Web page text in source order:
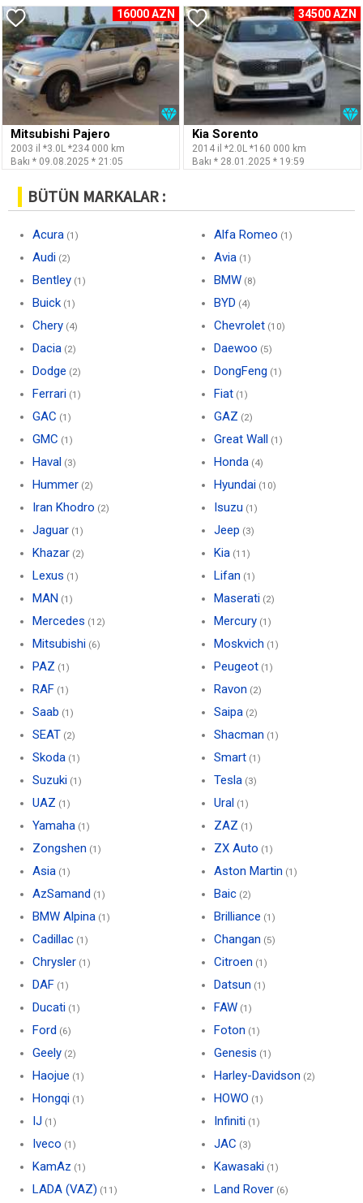
16000 AZN
Mitsubishi Pajero
2003 il *3.0L *234 000 km
Bakı * 09.08.2025 * 21:05
34500 AZN
Kia Sorento
2014 il *2.0L *160 000 km
Bakı * 28.01.2025 * 19:59
BÜTÜN MARKALAR :
Acura (1)
Audi (2)
Bentley (1)
Buick (1)
Chery (4)
Dacia (2)
Dodge (2)
Ferrari (1)
GAC (1)
GMC (1)
Haval (3)
Hummer (2)
Iran Khodro (2)
Jaguar (1)
Khazar (2)
Lexus (1)
MAN (1)
Mercedes (12)
Mitsubishi (6)
PAZ (1)
RAF (1)
Saab (1)
SEAT (2)
Skoda (1)
Suzuki (1)
UAZ (1)
Yamaha (1)
Zongshen (1)
Alfa Romeo (1)
Avia (1)
BMW (8)
BYD (4)
Chevrolet (10)
Daewoo (5)
DongFeng (1)
Fiat (1)
GAZ (2)
Great Wall (1)
Honda (4)
Hyundai (10)
Isuzu (1)
Jeep (3)
Kia (11)
Lifan (1)
Maserati (2)
Mercury (1)
Moskvich (1)
Peugeot (1)
Ravon (2)
Saipa (2)
Shacman (1)
Smart (1)
Tesla (3)
Ural (1)
ZAZ (1)
ZX Auto (1)
Asia (1)
AzSamand (1)
BMW Alpina (1)
Cadillac (1)
Chrysler (1)
DAF (1)
Ducati (1)
Ford (6)
Geely (2)
Haojue (1)
Hongqi (1)
IJ (1)
Iveco (1)
KamAz (1)
LADA (VAZ) (11)
Aston Martin (1)
Baic (2)
Brilliance (1)
Changan (5)
Citroen (1)
Datsun (1)
FAW (1)
Foton (1)
Genesis (1)
Harley-Davidson (2)
HOWO (1)
Infiniti (1)
JAC (3)
Kawasaki (1)
Land Rover (6)